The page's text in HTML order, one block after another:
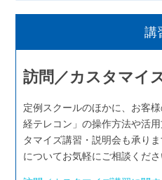
講
訪問／カスタマイ
定例スクールのほかに、お客
経テレコン」の操作方法や活
タマイズ講習・説明会も承り
についてお気軽にご相談くださ